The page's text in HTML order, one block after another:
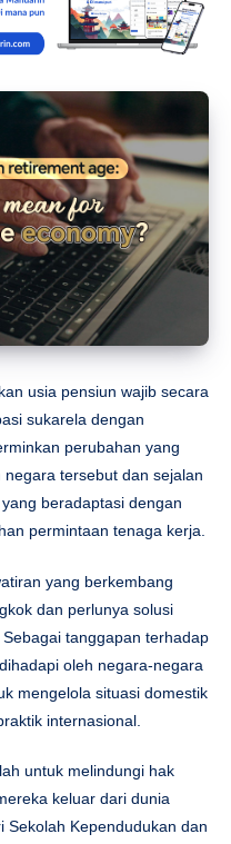
usia pensiun wajib secara
sukarela dengan
perubahan yang
tersebut dan sejalan
beradaptasi dengan
permintaan tenaga kerja.
yang berkembang
dan perlunya solusi
tanggapan terhadap
oleh negara-negara
mengelola situasi domestik
internasional.
untuk melindungi hak
keluar dari dunia
Sekolah Kependudukan dan